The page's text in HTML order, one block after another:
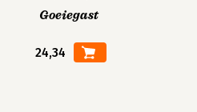
Goeiegast
24,34